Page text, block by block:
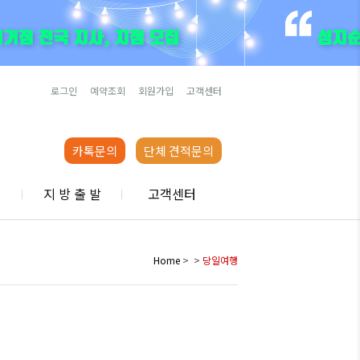
로그인 예약조회 회원가입 고객센터
지 방 출 발 고객센터
단체 견적문의
카톡문의
Home > > 당일여행